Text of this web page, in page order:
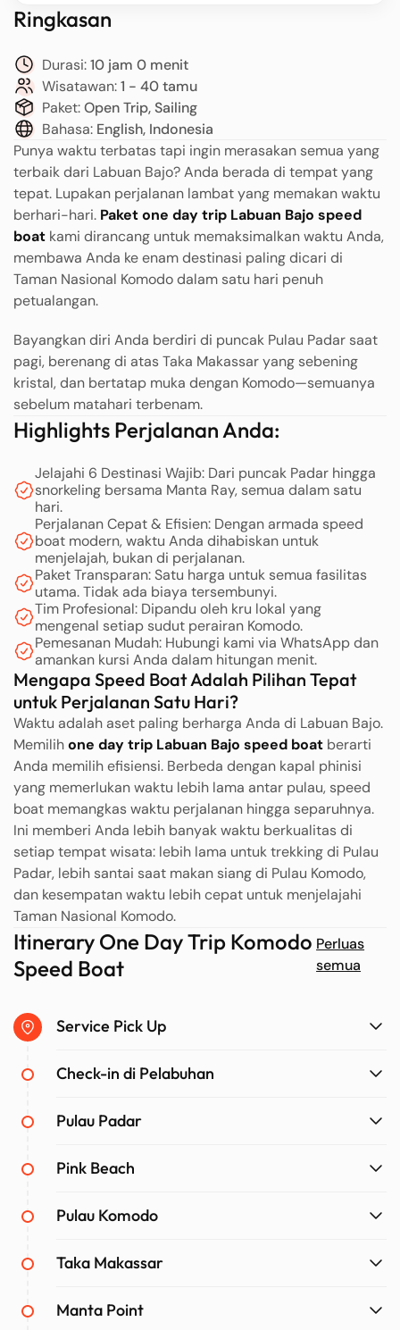
Ringkasan
Durasi:10 jam 0 menit
Wisatawan:1 - 40 tamu
Paket:Open Trip, Sailing
Bahasa: English, Indonesia
Punya waktu terbatas tapi ingin merasakan semua yang
terbaik dari Labuan Bajo? Anda berada di tempat yang
tepat. Lupakan perjalanan lambat yang memakan waktu
berhari-hari. Paket one day trip Labuan Bajo speed
boat kami dirancang untuk memaksimalkan waktu Anda,
membawa Anda ke enam destinasi paling dicari di
Taman Nasional Komodo dalam satu hari penuh
petualangan.
Bayangkan diri Anda berdiri di puncak Pulau Padar saat
pagi, berenang di atas Taka Makassar yang sebening
kristal, dan bertatap muka dengan Komodo—semuanya
sebelum matahari terbenam.
Highlights Perjalanan Anda:
Jelajahi 6 Destinasi Wajib: Dari puncak Padar hingga
snorkeling bersama Manta Ray, semua dalam satu
hari.
Perjalanan Cepat & Efisien: Dengan armada speed
boat modern, waktu Anda dihabiskan untuk
menjelajah, bukan di perjalanan.
Paket Transparan: Satu harga untuk semua fasilitas
utama. Tidak ada biaya tersembunyi.
Tim Profesional: Dipandu oleh kru lokal yang
mengenal setiap sudut perairan Komodo.
Pemesanan Mudah: Hubungi kami via WhatsApp dan
amankan kursi Anda dalam hitungan menit.
Mengapa Speed Boat Adalah Pilihan Tepat
untuk Perjalanan Satu Hari?
Waktu adalah aset paling berharga Anda di Labuan Bajo.
Memilihone day trip Labuan Bajo speed boat berarti
Anda memilih efisiensi. Berbeda dengan kapal phinisi
yang memerlukan waktu lebih lama antar pulau, speed
boat memangkas waktu perjalanan hingga separuhnya.
Ini memberi Anda lebih banyak waktu berkualitas di
setiap tempat wisata: lebih lama untuk trekking di Pulau
Padar, lebih santai saat makan siang di Pulau Komodo,
dan kesempatan waktu lebih cepat untuk menjelajahi
Taman Nasional Komodo.
Itinerary One Day Trip Komodo
Speed Boat
Perluas
semua
Service Pick Up
Check-in di Pelabuhan
Pulau Padar
Pink Beach
Pulau Komodo
Taka Makassar
Manta Point